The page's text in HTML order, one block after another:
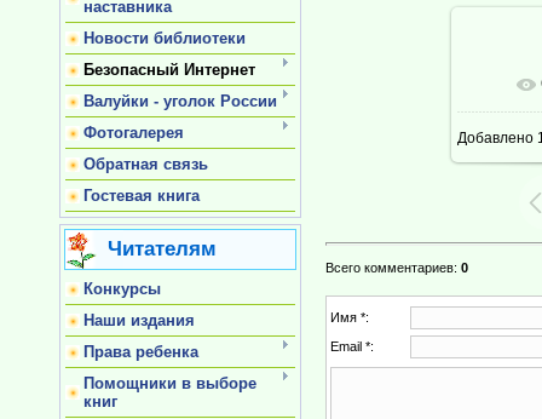
наставника
Новости библиотеки
Безопасный Интернет
Валуйки - уголок России
Фотогалерея
Обратная связь
Гостевая книга
Читателям
Конкурсы
Наши издания
Права ребенка
Помощники в выборе
книг
В
Добавлено
Всего комментариев: 0
Имя *:
Email *: